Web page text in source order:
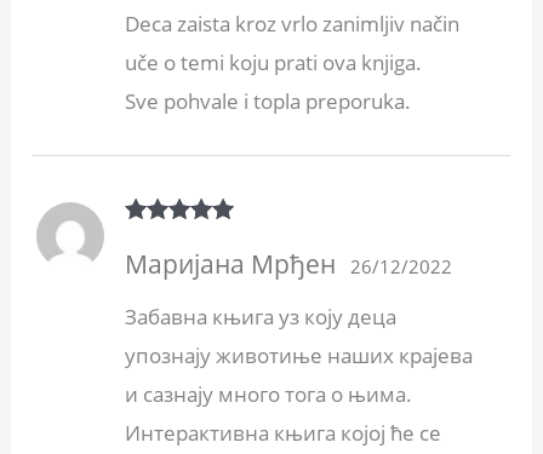
Deca zaista kroz vrlo zanimljiv način
uče o temi koju prati ova knjiga.
Sve pohvale i topla preporuka.
of 5
Маријана Мрђен 26/12/2022
Забавна књига уз коју деца
упознају животиње наших крајева
и сазнају много тога о њима.
Интерактивна књига којој ће се